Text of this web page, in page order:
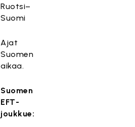
Ruotsi–
Suomi
Ajat
Suomen
aikaa.
Suomen
EFT-
joukkue: